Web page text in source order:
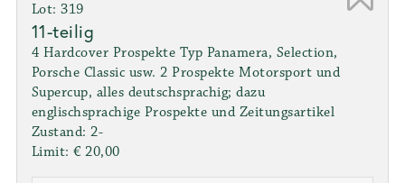
Lot: 319
11-teilig
4 Hardcover Prospekte Typ Panamera, Selection,
Porsche Classic usw. 2 Prospekte Motorsport und
Supercup, alles deutschsprachig; dazu
englischsprachige Prospekte und Zeitungsartikel
Zustand: 2-
Limit: € 20,00